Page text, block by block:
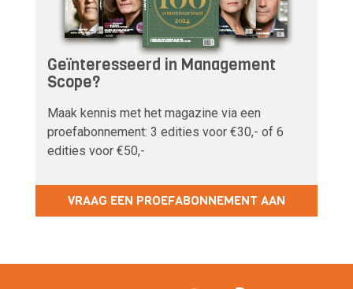
Geïnteresseerd in Management
Scope?
Maak kennis met het magazine via een
proefabonnement: 3 edities voor €30,- of 6
edities voor €50,-
VRAAG EEN PROEFABONNEMENT AAN